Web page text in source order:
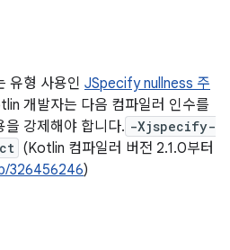
유형 사용인 JSpecify nullness 주
개발자는 다음 컴파일러 인수를
을 강제해야 합니다. -Xjspecify-
(Kotlin 컴파일러 버전 2.1.0부터
326456246)